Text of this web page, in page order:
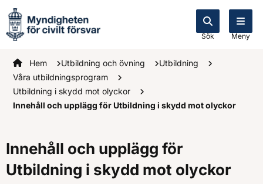
Sök Meny
Startsidan
Hem Utbildning och övning
Utbildning
Våra utbildningsprogram
Utbildning i skydd mot olyckor
Innehåll och upplägg för Utbildning i skydd mot olyckor
Innehåll och upplägg för
Utbildning i skydd mot olyckor